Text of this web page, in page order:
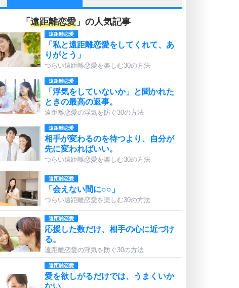
「 遠距離恋愛 」の人気記事
遠距離恋愛
「私と遠距離恋愛をしてくれて、あ
りがとう」
つらい遠距離恋愛を楽しむ30の方法
遠距離恋愛
「浮気をしていないか」と聞かれた
ときの最高の返事。
遠距離恋愛の浮気を防ぐ30の方法
遠距離恋愛
相手が変わるのを待つより、自分が
先に変わればいい。
つらい遠距離恋愛を楽しむ30の方法
遠距離恋愛
「会えない間に○○」
つらい遠距離恋愛を楽しむ30の方法
遠距離恋愛
応援した数だけ、相手の心に近づけ
る。
遠距離恋愛の浮気を防ぐ30の方法
遠距離恋愛
愛を欲しがるだけでは、うまくいか
ない。